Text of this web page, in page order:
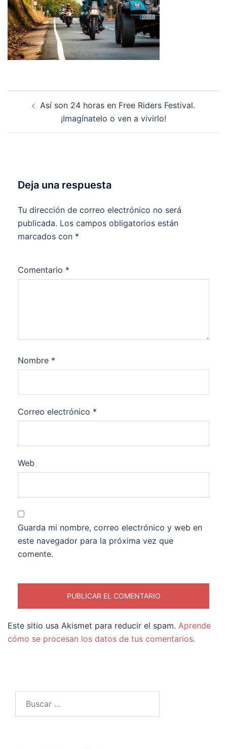
Así son 24 horas en Free Riders Festival.
¡Imagínatelo o ven a vivirlo!
Deja una respuesta
Tu dirección de correo electrónico no será
publicada. Los campos obligatorios están
marcados con *
Comentario *
Nombre *
Correo electrónico *
Web
Guarda mi nombre, correo electrónico y web en
este navegador para la próxima vez que
comente.
Este sitio usa Akismet para reducir el spam. Aprende
cómo se procesan los datos de tus comentarios.